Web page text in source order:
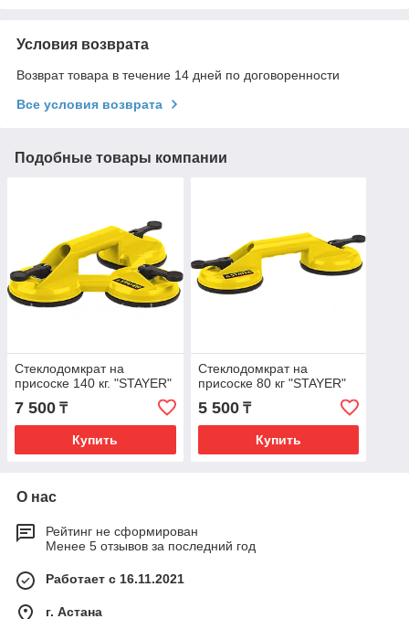
Условия возврата
Возврат товара в течение 14 дней по договоренности
Все условия возврата
Подобные товары компании
Стеклодомкрат на
присоске 140 кг. "STAYER"
7 500 ₸
Купить
Стеклодомкрат на
присоске 80 кг "STAYER"
5 500₸
Купить
О нас
Рейтинг не сформирован
Менее 5 отзывов за последний год
Работает с 16.11.2021
г. Астана